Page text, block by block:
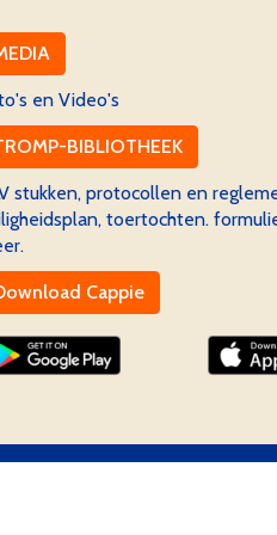
en Video's
BIBLIOTHEEK
stukken, protocollen en
toertochten.
Cappie